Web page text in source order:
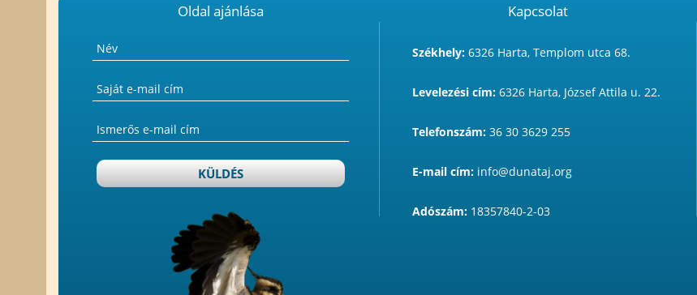
Oldal ajánlása Kapcsolat
Székhely: 6326 Harta, Templom utca 68.
Levelezési cím: 6326 Harta, József Attila u. 22.
Telefonszám: 36 30 3629 255
E-mail cím: info@dunataj.org
Adószám: 18357840-2-03